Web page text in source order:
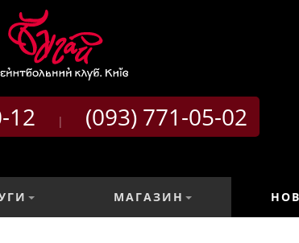
12 | (093) 771-05-02
МАГАЗИН